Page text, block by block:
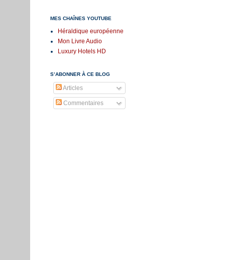
MES CHAÎNES YOUTUBE
Héraldique européenne
Mon Livre Audio
Luxury Hotels HD
S’ABONNER À CE BLOG
Articles
Commentaires